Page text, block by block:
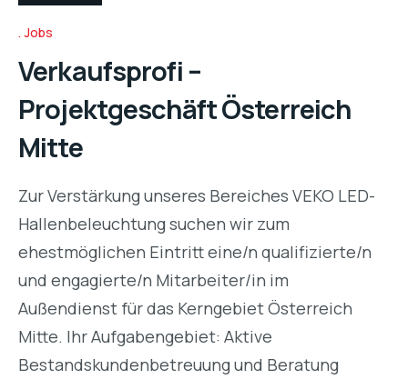
Jobs
Verkaufsprofi –
Projektgeschäft Österreich
Mitte
Zur Verstärkung unseres Bereiches VEKO LED-
Hallenbeleuchtung suchen wir zum
ehestmöglichen Eintritt eine/n qualifizierte/n
und engagierte/n Mitarbeiter/in im
Außendienst für das Kerngebiet Österreich
Mitte. Ihr Aufgabengebiet: Aktive
Bestandskundenbetreuung und Beratung